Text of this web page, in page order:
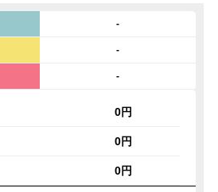
-
-
-
0円
0円
0円